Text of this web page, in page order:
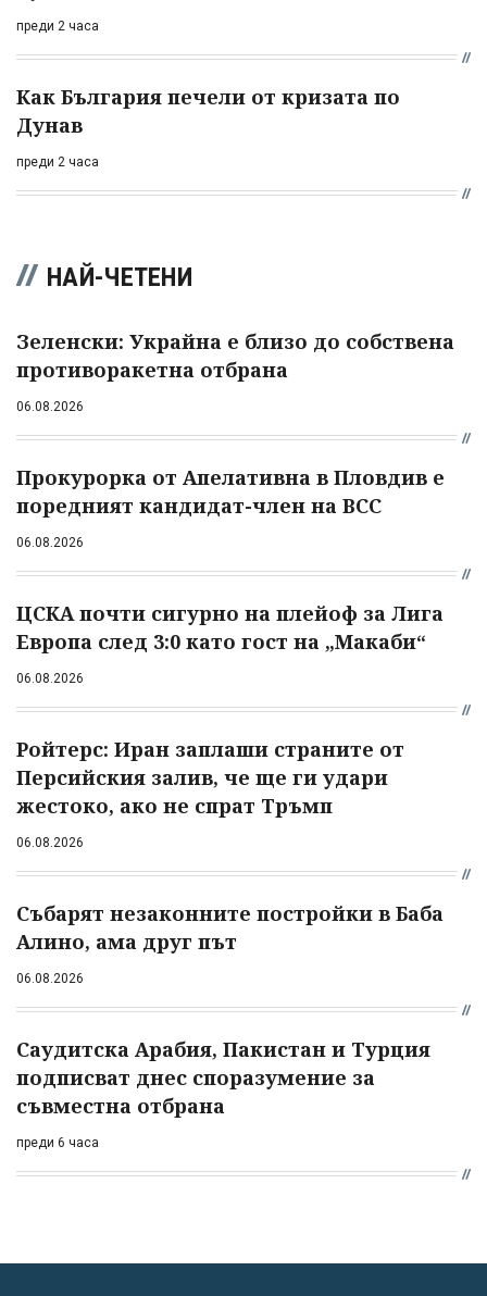
преди 2 часа
Как България печели от кризата по
Дунав
преди 2 часа
НАЙ-ЧЕТЕНИ
Зеленски: Украйна е близо до собствена
противоракетна отбрана
06.08.2026
Прокурорка от Апелативна в Пловдив е
поредният кандидат-член на ВСС
06.08.2026
ЦСКА почти сигурно на плейоф за Лига
Европа след 3:0 като гост на „Макаби“
06.08.2026
Ройтерс: Иран заплаши страните от
Персийския залив, че ще ги удари
жестоко, ако не спрат Тръмп
06.08.2026
Събарят незаконните постройки в Баба
Алино, ама друг път
06.08.2026
Саудитска Арабия, Пакистан и Турция
подписват днес споразумение за
съвместна отбрана
преди 6 часа